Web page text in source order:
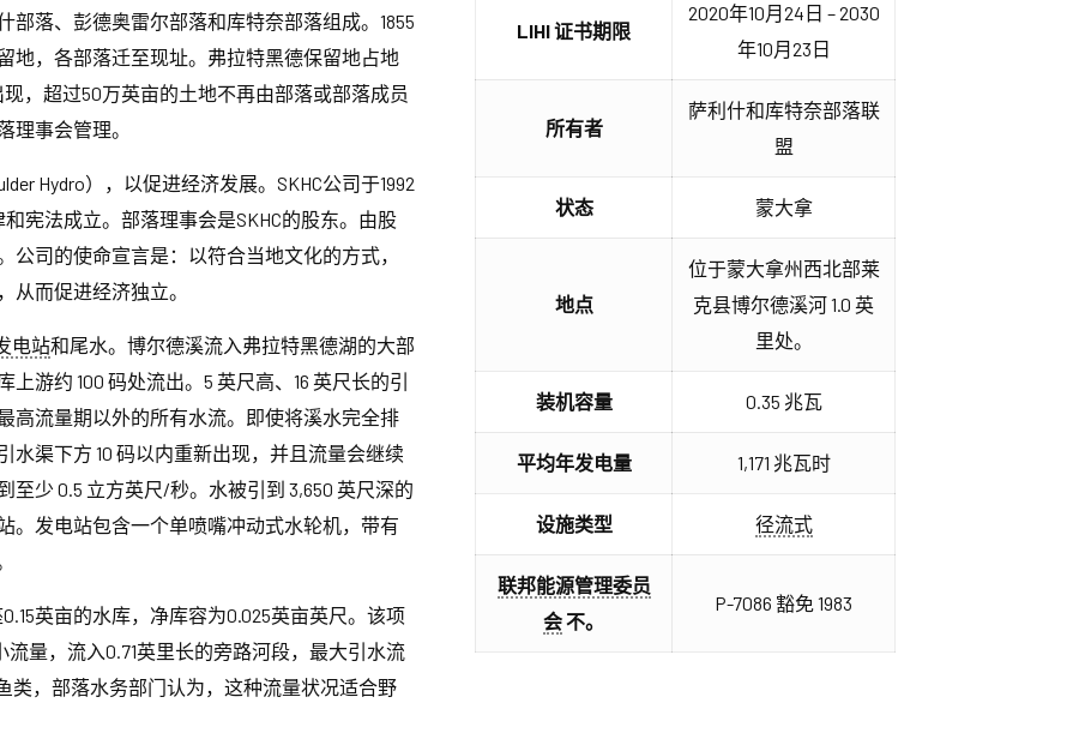
LIHI 证书期限
2020年10月24日 – 2030
年10月23日
所有者
萨利什和库特奈部落联
盟
状态 蒙大拿
地点
位于蒙大拿州西北部莱
克县博尔德溪河 1.0 英
里处。
装机容量 0.35 兆瓦
平均年发电量 1,171 兆瓦时
设施类型 径流式
联邦能源管理委员
会不。
P-7086 豁免 1983
落、彭德奥雷尔部落和库特奈部落组成。1855
地，各部落迁至现址。弗拉特黑德保留地占地
，超过50万英亩的土地不再由部落或部落成员
理事会管理。
Hydro），以促进经济发展。SKHC公司于1992
宪法成立。部落理事会是SKHC的股东。由股
司的使命宣言是：以符合当地文化的方式，
而促进经济独立。
电站和尾水。博尔德溪流入弗拉特黑德湖的大部
游约 100 码处流出。5 英尺高、16 英尺长的引
高流量期以外的所有水流。即使将溪水完全排
渠下方 10 码以内重新出现，并且流量会继续
至少 0.5 立方英尺/秒。水被引到 3,650 英尺深的
。发电站包含一个单喷嘴冲动式水轮机，带有
英亩的水库，净库容为0.025英亩英尺。该项
量，流入0.71英里长的旁路河段，最大引水流
类，部落水务部门认为，这种流量状况适合野